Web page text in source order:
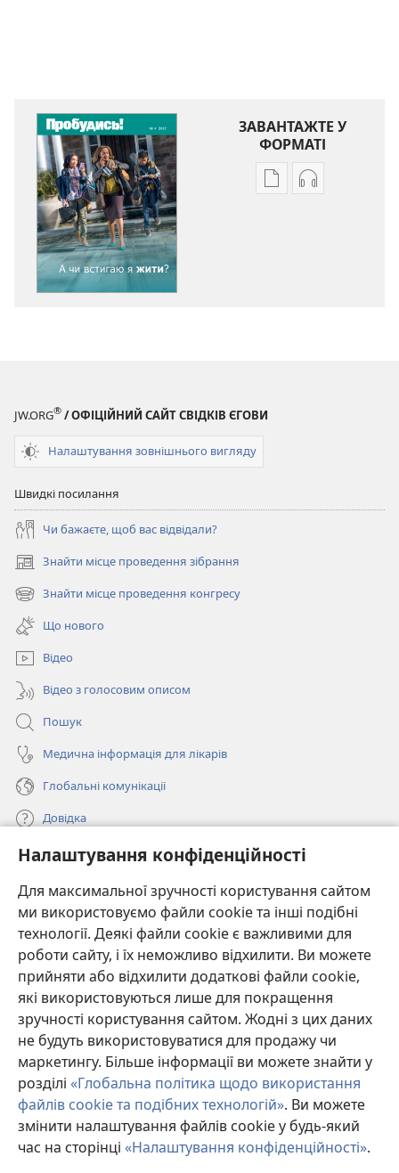
Налаштування конфіденційності
Для максимальної зручності користування сайтом
ми використовуємо файли cookie та інші подібні
технології. Деякі файли cookie є важливими для
роботи сайту, і їх неможливо відхилити. Ви можете
прийняти або відхилити додаткові файли cookie,
які використовуються лише для покращення
зручності користування сайтом. Жодні з цих даних
не будуть використовуватися для продажу чи
маркетингу. Більше інформації ви можете знайти у
розділі «Глобальна політика щодо використання
файлів cookie та подібних технологій». Ви можете
змінити налаштування файлів cookie у будь-який
час на сторінці «Налаштування конфіденційності».
ЗАВАНТАЖТЕ У
ФОРМАТІ
ПараметриПараметри
JW.ORG® / ОФІЦІЙНИЙ САЙТ СВІДКІВ ЄГОВИ
Налаштування зовнішнього вигляду
Швидкі посилання
Чи бажаєте, щоб вас відвідали?
Знайти місце проведення зібрання
(відкривається
у
новому
вікні)
Знайти місце проведення конгресу
(відкривається
новому
вікні)
Що нового
Відео
Відео з голосовим описом
Пошук
Медична інформація для лікарів
Глобальні комунікації
Довідка
Пожертви
(відкривається
у
вікні)
ОНЛАЙН-БІБЛІОТЕКА Товариства «Вартова башта»™
(відкривається
у
новому
вікні)
JW Hub ®
(відкривається
у
новомуJW Library
Watchtower Library
Copyright© 2026 Watch Tower Bible and Tract Society of Pennsylvania.
УМОВИ ВИКОРИСТАННЯ|ПОЛІТИКА КОНФІДЕНЦІЙНОСТІ
НАЛАШТУВАННЯ КОНФІДЕНЦІЙНОСТІ